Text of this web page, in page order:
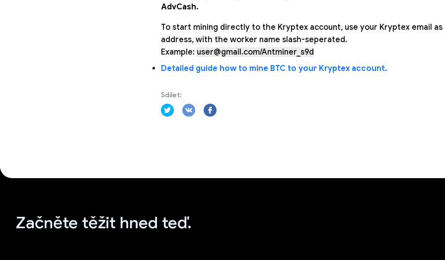
AdvCash.
To start mining directly to the Kryptex account, use your Kryptex email
address, with the worker name slash-seperated.
Example: user@gmail.com/Antminer_s9d
Detailed guide how to mine BTC to your Kryptex account.
Sdílet:
Začněte těžit hned teď.